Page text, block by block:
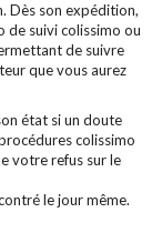
Dès son expédition,
de suivi colissimo ou
de suivre
que vous aurez
état si un doute
colissimo
votre refus sur le
le jour même.